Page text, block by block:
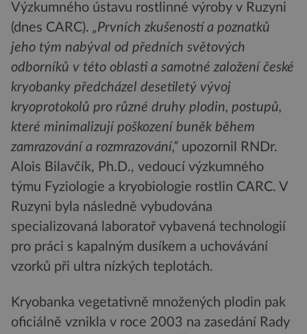
Výzkumného ústavu rostlinné výroby v Ruzyni
(dnes CARC). „Prvních zkušeností a poznatků
jeho tým nabýval od předních světových
odborníků v této oblasti a samotné založení české
kryobanky předcházel desetiletý vývoj
kryoprotokolů pro různé druhy plodin, postupů,
které minimalizují poškození buněk během
zamrazování a rozmrazování,“ upozornil RNDr.
Alois Bilavčík, Ph.D., vedoucí výzkumného
týmu Fyziologie a kryobiologie rostlin CARC. V
Ruzyni byla následně vybudována
specializovaná laboratoř vybavená technologií
pro práci s kapalným dusíkem a uchovávání
vzorků při ultra nízkých teplotách.
Kryobanka vegetativně množených plodin pak
oficiálně vznikla v roce 2003 na zasedání Rady